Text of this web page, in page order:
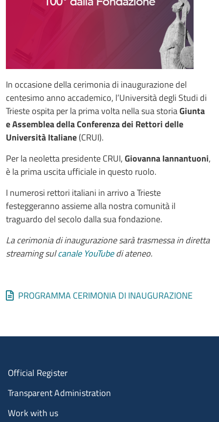
In occasione della cerimonia di inaugurazione del
centesimo anno accademico, l’Università degli Studi di
Trieste ospita per la prima volta nella sua storiaGiunta
e Assemblea della Conferenza dei Rettori delle
Università Italiane(CRUI).
Per la neoletta presidente CRUI,Giovanna Iannantuoni,
è la prima uscita ufficiale in questo ruolo.
I numerosi rettori italiani in arrivo a Trieste
festeggeranno assieme alla nostra comunità il
traguardo del secolo dalla sua fondazione.
La cerimonia di inaugurazione sarà trasmessa in diretta
streaming sulcanale YouTubedi ateneo.
Documenti allegati
Document
PROGRAMMA CERIMONIA DI INAUGURAZIONE
Official Register
Transparent Administration
Work with us